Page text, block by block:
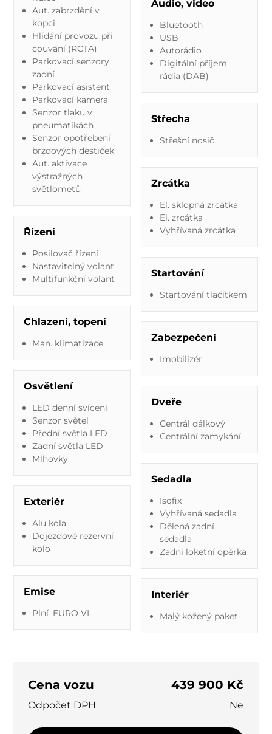
Aut. zabrzdění v
kopci
Hlídání provozu při
couvání (RCTA)
Parkovací senzory
zadní
Parkovací asistent
Parkovací kamera
Senzor tlaku v
pneumatikách
Senzor opotřebení
brzdových destiček
Aut. aktivace
výstražných
světlometů
Řízení
Posilovač řízení
Nastavitelný volant
Multifunkční volant
Chlazení, topení
Man. klimatizace
Osvětlení
LED denní svícení
Senzor světel
Přední světla LED
Zadní světla LED
Mlhovky
Exteriér
Alu kola
Dojezdové rezervní
kolo
Emise
Plní 'EURO VI'
Audio, video
Bluetooth
USB
Autorádio
Digitální příjem
rádia (DAB)
Střecha
Střešní nosič
Zrcátka
El. sklopná zrcátka
El. zrcátka
Vyhřívaná zrcátka
Startování
Startování tlačítkem
Zabezpečení
Imobilizér
Dveře
Centrál dálkový
Centrální zamykání
Sedadla
Isofix
Vyhřívaná sedadla
Dělená zadní
sedadla
Zadní loketní opěrka
Interiér
Malý kožený paket
Cena vozu 439 900 Kč
Odpočet DPH Ne